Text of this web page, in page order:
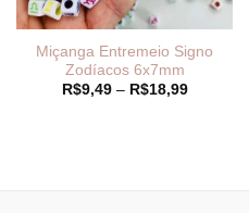
Miçanga Entremeio Signo
Zodíacos 6x7mm
R$9,49 – R$18,99Faixa